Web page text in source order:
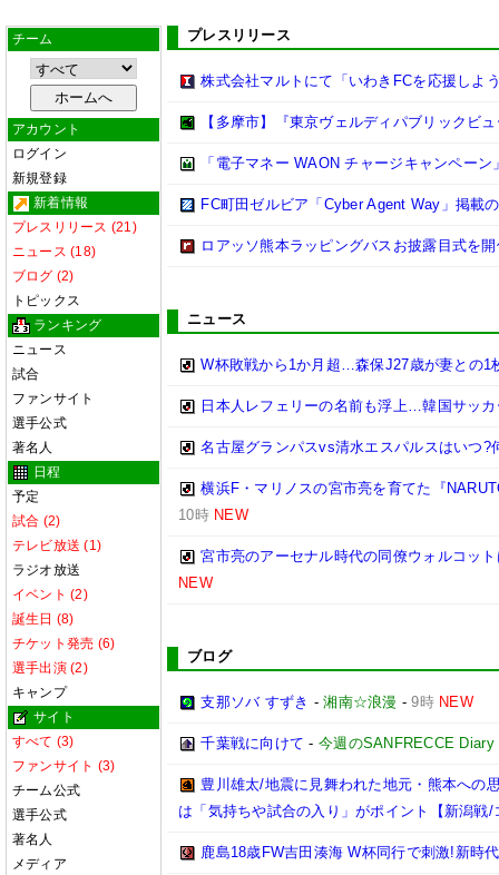
チーム
アカウント
ログイン
新規登録
新着情報
プレスリリース (21)
ニュース (18)
ブログ (2)
トピックス
ランキング
ニュース
試合
ファンサイト
選手公式
著名人
日程
予定
試合 (2)
テレビ放送 (1)
ラジオ放送
イベント (2)
誕生日 (8)
チケット発売 (6)
選手出演 (2)
キャンプ
サイト
すべて (3)
ファンサイト (3)
チーム公式
選手公式
著名人
メディア
プレスリリース
株式会社マルトにて「いわきFCを応援しよ
【多摩市】『東京ヴェルディパブリックビ
「電子マネー WAON チャージキャンペー
FC町田ゼルビア「Cyber Agent Way」掲載
ロアッソ熊本ラッピングバスお披露目式を
ニュース
W杯敗戦から1か月超…森保J27歳が妻との
日本人レフェリーの名前も浮上…韓国サッ
名古屋グランパスvs清水エスパルスはいつ?
横浜F・マリノスの宮市亮を育てた『
10時 NEW
宮市亮のアーセナル時代の同僚ウォルコッ
NEW
ブログ
支那ソバ すずき -湘南☆浪漫 -9時 NEW
千葉戦に向けて - 今週のSANFRECCE Diary
豊川雄太/地震に見舞われた地元・熊本への
は「気持ちや試合の入り」がポイント【新潟戦/
鹿島18歳FW吉田湊海 W杯同行で刺激!新時